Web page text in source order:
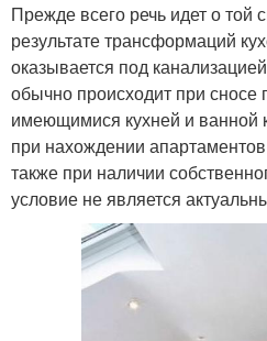
Прежде всего речь идет о той
результате трансформаций
оказывается под
обычно происходит при сносе
имеющимися кухней и ванной
при нахождении
также при наличии
условие не является